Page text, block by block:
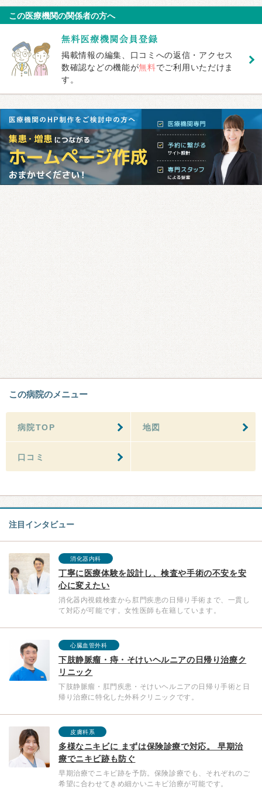
この医療機関の関係者の方へ
掲載情報の編集、口コミへの返信・アクセス
数確認などの機能が無料でご利用いただけま
す。
この病院のメニュー
病院TOP 地図
口コミ
注目インタビュー
消化器内科
丁寧に医療体験を設計し、検査や手術の不安を安
心に変えたい
消化器内視鏡検査から肛門疾患の日帰り手術まで、一貫し
て対応が可能です。女性医師も在籍しています。
心臓血管外科
下肢静脈瘤・痔・そけいヘルニアの日帰り治療ク
リニック
下肢静脈瘤・肛門疾患・そけいヘルニアの日帰り手術と日
帰り治療に特化した外科クリニックです。
皮膚科系
多様なニキビに まずは保険診療で対応。 早期治
療でニキビ跡も防ぐ
早期治療でニキビ跡を予防。保険診療でも、それぞれのご
希望に合わせてきめ細かいニキビ治療が可能です。